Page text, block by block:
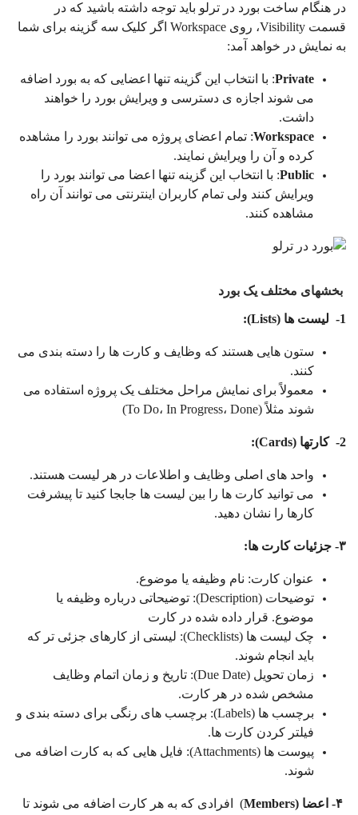
در هنگام ساخت بورد در ترلو باید توجه داشته باشید که در
قسمت Visibility، روی Workspace اگر کلیک سه گزینه برای شما
به نمایش در خواهد آمد:
Private: با انتخاب این گزینه تنها اعضایی که به بورد اضافه
می شوند اجازه‌ ی دسترسی و ویرایش بورد را خواهند
داشت.
Workspace: تمام اعضای پروژه می توانند بورد را مشاهده
کرده و آن را ویرایش نمایند.
Public: با انتخاب این گزینه تنها اعضا می توانند بورد را
ویرایش کنند ولی تمام کاربران اینترنتی می توانند آن راه
مشاهده کنند.
بخشهای مختلف یک بورد
1- لیست ها (Lists):
ستون هایی هستند که وظایف و کارت ها را دسته بندی می
کنند.
معمولاً برای نمایش مراحل مختلف یک پروژه استفاده می
شوند مثلاً (To Do، In Progress، Done)
2- کارتها (Cards):
واحد های اصلی وظایف و اطلاعات در هر لیست هستند.
می توانید کارت ها را بین لیست ها جابجا کنید تا پیشرفت
کارها را نشان دهید.
۳- جزئیات کارت ها :
عنوان کارت: نام وظیفه یا موضوع.
توضیحات (Description): توضیحاتی درباره وظیفه یا
موضوع. قرار داده شده در کارت
چک لیست ها (Checklists): لیستی از کارهای جزئی تر که
باید انجام شوند.
زمان تحویل (Due Date): تاریخ و زمان اتمام وظایف
مشخص شده در هر کارت.
برچسب ها (Labels): برچسب های رنگی برای دسته بندی و
فیلتر کردن کارت ها.
پیوست ها (Attachments): فایل هایی که به کارت اضافه می
شوند.
۴- اعضا (Members
) افرادی که به هر کارت اضافه می شوند تا